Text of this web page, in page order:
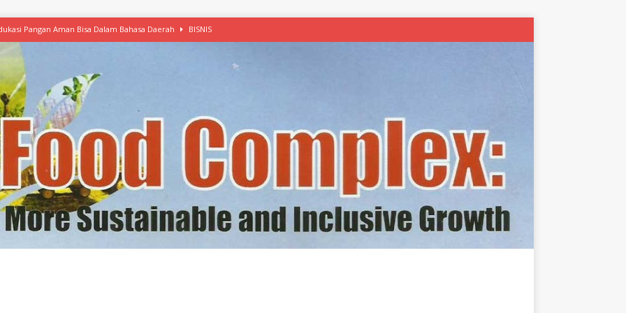
Pangan Aman Bisa Dalam Bahasa Daerah BISNIS
Mulai Ekspansi, IKEA dan MSC Dukung Seafood Berkelanjutan
Free Versi Healthy Choice, Tepung Talas Kimpul Pilihan Menu Sehat
Latih Olah Singkong, KKN Universitas Lampung Kenalkan Sosmocaf
Makanan dengan McCormick, Ciptakan Raksasa Rp1.100 Triliun